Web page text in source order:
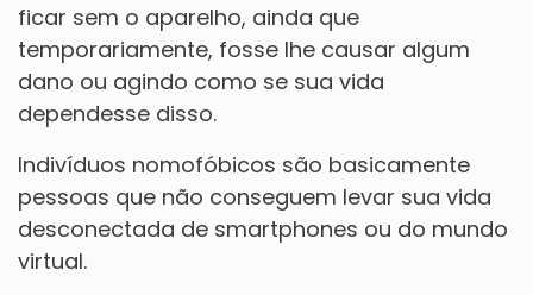
ficar sem o aparelho, ainda que
temporariamente, fosse lhe causar algum
dano ou agindo como se sua vida
dependesse disso.
Indivíduos nomofóbicos são basicamente
pessoas que não conseguem levar sua vida
desconectada de smartphones ou do mundo
virtual.